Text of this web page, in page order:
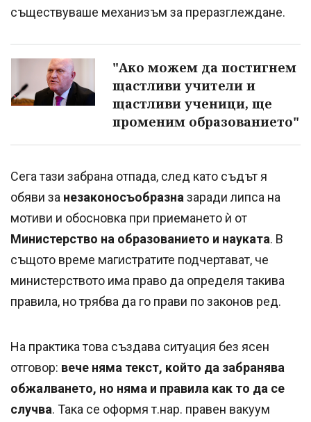
съществуваше механизъм за преразглеждане.
"Ако можем да постигнем
щастливи учители и
щастливи ученици, ще
променим образованието"
Сега тази забрана отпада, след като съдът я
обяви за незаконосъобразназаради липса на
мотиви и обосновка при приемането ѝ от
Министерство на образованието и науката. В
същото време магистратите подчертават, че
министерството има право да определя такива
правила, но трябва да го прави по законов ред.
На практика това създава ситуация без ясен
отговор: вече няма текст, който да забранява
обжалването, но няма и правила как то да се
случва. Така се оформя т.нар. правен вакуум